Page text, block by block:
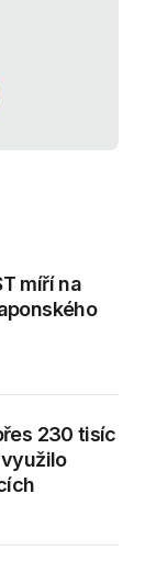
míří na
230 tisíc